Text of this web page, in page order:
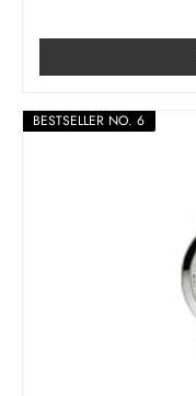
BESTSELLER NO. 6